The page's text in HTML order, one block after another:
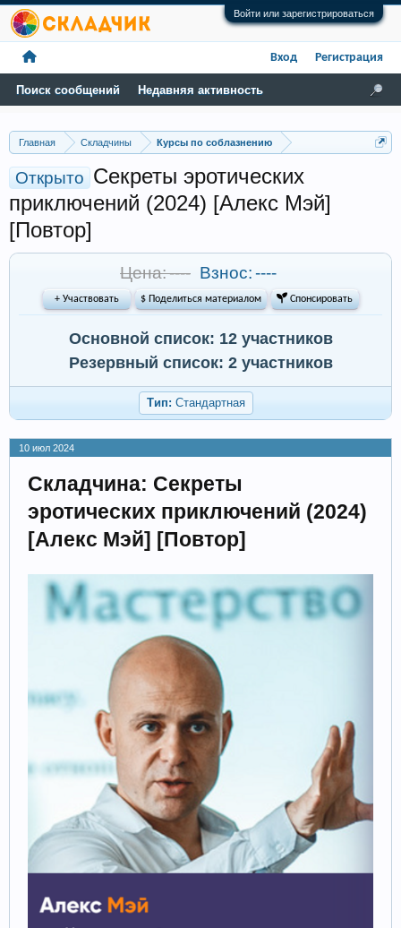
Войти или зарегистрироваться
Главная Складчины Курсы по соблазнению
Открыто Секреты эротических
приключений (2024) [Алекс Мэй]
[Повтор]
Цена: ---- Взнос:----
+ Участвовать $ Поделиться материалом  Спонсировать
Основной список: 12 участников
Резервный список: 2 участников
Тип: Стандартная
10 июл 2024
Складчина: Секреты
эротических приключений (2024)
[Алекс Мэй] [Повтор]
Поиск сообщений Недавняя активность
Вход Регистрация